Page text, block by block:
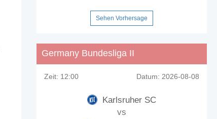
Sehen Vorhersage
Germany Bundesliga II
Zeit: 12:00 Datum: 2026-08-08
Karlsruher SC
vs